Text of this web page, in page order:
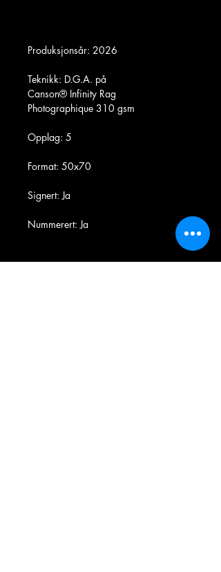
Produksjonsår: 2026
Teknikk: D.G.A. på
Canson® Infinity Rag
Photographique 310 gsm
Opplag: 5
Format: 50x70
Signert: Ja
Nummerert: Ja